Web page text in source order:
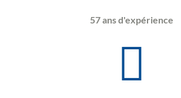
57 ans d'expérience